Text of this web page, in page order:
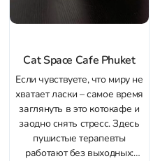
Cat Space Cafe Phuket
Если чувствуете, что миру не
хватает ласки – самое время
заглянуть в это котокафе и
заодно снять стресс. Здесь
пушистые терапевты
работают без выходных: